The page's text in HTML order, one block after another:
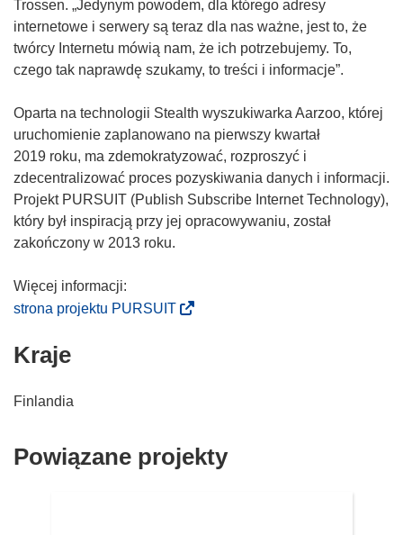
s
i
ę
n
o
w
y
m
o
k
e
Trossen. „Jedynym powodem, dla którego adresy
internetowe i serwery są teraz dla nas ważne, jest to, że
twórcy Internetu mówią nam, że ich potrzebujemy. To,
czego tak naprawdę szukamy, to treści i informacje”.
Oparta na technologii Stealth wyszukiwarka Aarzoo, której
uruchomienie zaplanowano na pierwszy kwartał
2019 roku, ma zdemokratyzować, rozproszyć i
zdecentralizować proces pozyskiwania danych i informacji.
Projekt PURSUIT (Publish Subscribe Internet Technology),
który był inspiracją przy jej opracowywaniu, został
zakończony w 2013 roku.
strona projektu PURSUIT(
Kraje
Finlandia
Powiązane projekty